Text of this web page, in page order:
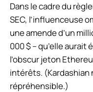
Dans le cadre du
SEC, l’influenceuse
une amende d’un
000 $ – qu’elle aurait
l’obscur jeton
intérêts. (Kardashian
répréhensible.)